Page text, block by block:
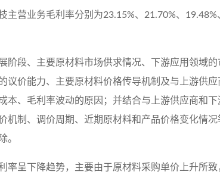
主营业务毛利率分别为23.15%、21.70%、19.48%
阶段、主要原材料市场供求情况、下游应用领域的
议价能力、主要原材料价格传导机制及与上游供应
本、毛利率波动的原因；并结合与上游供应商和
机制、调价周期、近期原材料和产品价格变化情
。
率呈下降趋势，主要由于原材料采购单价上升所致